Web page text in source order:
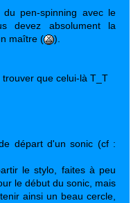
pen-spinning avec le
devez absolument la
maître (
).
que celui-là T_T
départ d'un sonic (cf :
le stylo, faites à peu
le début du sonic, mais
ainsi un beau cercle,